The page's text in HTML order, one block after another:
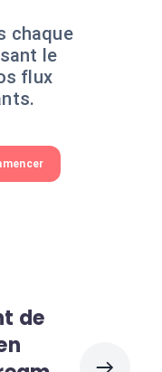
chaque
le
flux
de